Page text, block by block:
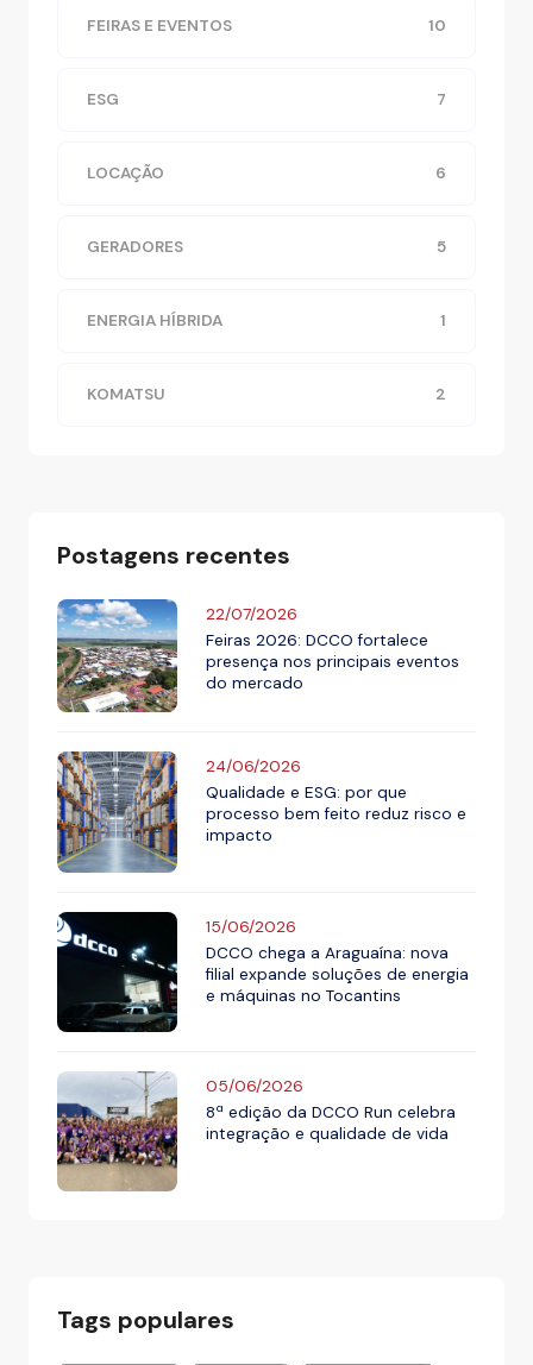
FEIRAS E EVENTOS 10
ESG 7
LOCAÇÃO 6
GERADORES 5
ENERGIA HÍBRIDA 1
KOMATSU 2
Postagens recentes
22/07/2026
Feiras 2026: DCCO fortalece
presença nos principais eventos
do mercado
24/06/2026
Qualidade e ESG: por que
processo bem feito reduz risco e
impacto
15/06/2026
DCCO chega a Araguaína: nova
filial expande soluções de energia
e máquinas no Tocantins
05/06/2026
8ª edição da DCCO Run celebra
integração e qualidade de vida
Tags populares